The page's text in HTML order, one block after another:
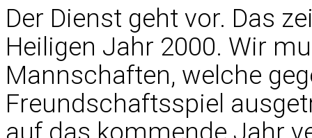
Der Dienst geht vor. Das
Heiligen Jahr 2000. Wir
Mannschaften, welche
Freundschaftsspiel